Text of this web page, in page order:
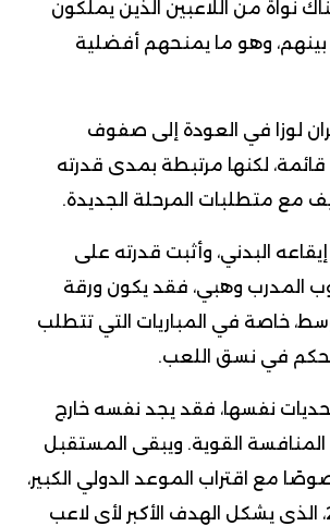
نواة من اللاعبين الذين يملكون
بينهم، وهو ما يمنحهم أفضلية
لوزا في العودة إلى صفوف
قائمة، لكنها مرتبطة بمدى قدرته
مع متطلبات المرحلة الجديدة.
البدني، وأثبت قدرته على
المدرب وهبي، فقد يكون ورقة
خاصة في المباريات التي تتطلب
في نسق اللعب.
نفسها، فقد يجد نفسه خارج
القوية. ويبقى المستقبل
مع اقتراب الموعد الدولي الكبير،
أي مونديال 2026، الذي يشكل الهدف الأكبر لأي لاعب